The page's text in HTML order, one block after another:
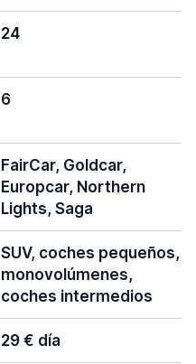
24
6
FairCar, Goldcar,
Europcar, Northern
Lights, Saga
SUV, coches pequeños,
monovolúmenes,
coches intermedios
29 € día